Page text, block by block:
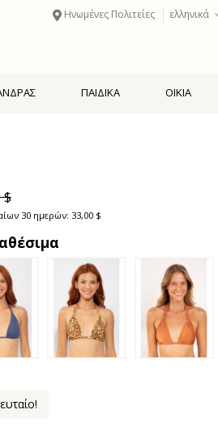
Ηνωμένες Πολιτείες ελληνικά
ΠΑΙΔΙΚΑ ΟΙΚΙΑ
$
30 ημερών: 33,00 $